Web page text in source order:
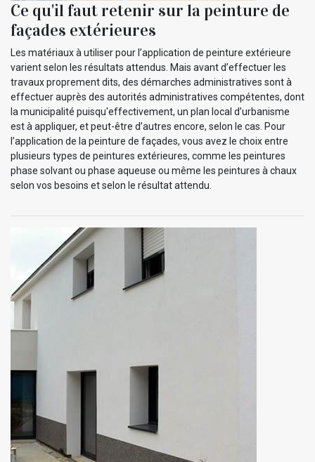
Ce qu'il faut retenir sur la peinture de
façades extérieures
Les matériaux à utiliser pour l’application de peinture extérieure
varient selon les résultats attendus. Mais avant d’effectuer les
travaux proprement dits, des démarches administratives sont à
effectuer auprès des autorités administratives compétentes, dont
la municipalité puisqu'effectivement, un plan local d’urbanisme
est à appliquer, et peut-être d’autres encore, selon le cas. Pour
l’application de la peinture de façades, vous avez le choix entre
plusieurs types de peintures extérieures, comme les peintures
phase solvant ou phase aqueuse ou même les peintures à chaux
selon vos besoins et selon le résultat attendu.